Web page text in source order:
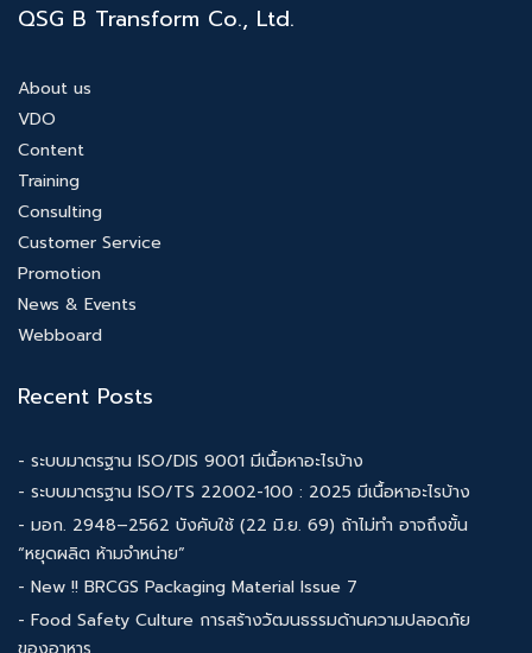
QSG B Transform Co., Ltd.
About us
VDO
Content
Training
Consulting
Customer Service
Promotion
News & Events
Webboard
Recent Posts
- ระบบมาตรฐาน ISO/DIS 9001 มีเนื้อหาอะไรบ้าง
- ระบบมาตรฐาน ISO/TS 22002-100 : 2025 มีเนื้อหาอะไรบ้าง
- มอก. 2948–2562 บังคับใช้ (22 มิ.ย. 69) ถ้าไม่ทำ อาจถึงขั้น
“หยุดผลิต ห้ามจำหน่าย”
- New !! BRCGS Packaging Material Issue 7
- Food Safety Culture การสร้างวัฒนธรรมด้านความปลอดภัย